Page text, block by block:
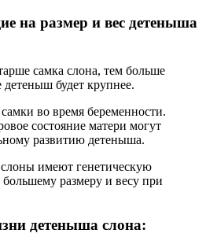
на размер и вес детеныша
самка слона, тем больше
детеныш будет крупнее.
во время беременности.
состояние матери могут
развитию детеныша.
имеют генетическую
размеру и весу при
детеныша слона: